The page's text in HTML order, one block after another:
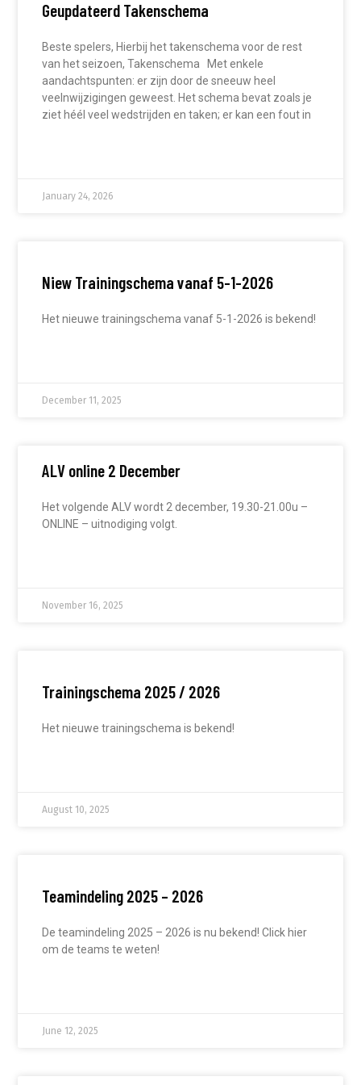
Geupdateerd Takenschema
Beste spelers, Hierbij het takenschema voor de rest
van het seizoen, Takenschema Met enkele
aandachtspunten: er zijn door de sneeuw heel
veelnwijzigingen geweest. Het schema bevat zoals je
ziet héél veel wedstrijden en taken; er kan een fout in
January 24, 2026
Niew Trainingschema vanaf 5-1-2026
Het nieuwe trainingschema vanaf 5-1-2026 is bekend!
December 11, 2025
ALV online 2 December
Het volgende ALV wordt 2 december, 19.30-21.00u –
ONLINE – uitnodiging volgt.
November 16, 2025
Trainingschema 2025 / 2026
Het nieuwe trainingschema is bekend!
August 10, 2025
Teamindeling 2025 – 2026
De teamindeling 2025 – 2026 is nu bekend! Click hier
om de teams te weten!
June 12, 2025